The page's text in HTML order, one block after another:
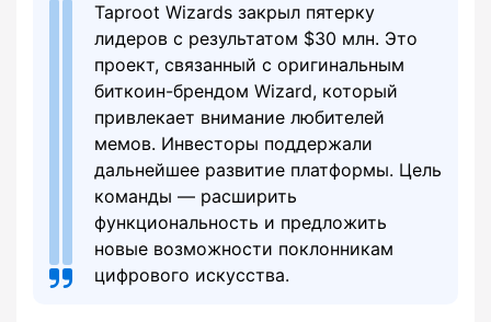
Taproot Wizards закрыл пятерку
лидеров с результатом $30 млн. Это
проект, связанный с оригинальным
биткоин-брендом Wizard, который
привлекает внимание любителей
мемов. Инвесторы поддержали
дальнейшее развитие платформы. Цель
команды — расширить
функциональность и предложить
новые возможности поклонникам
цифрового искусства.